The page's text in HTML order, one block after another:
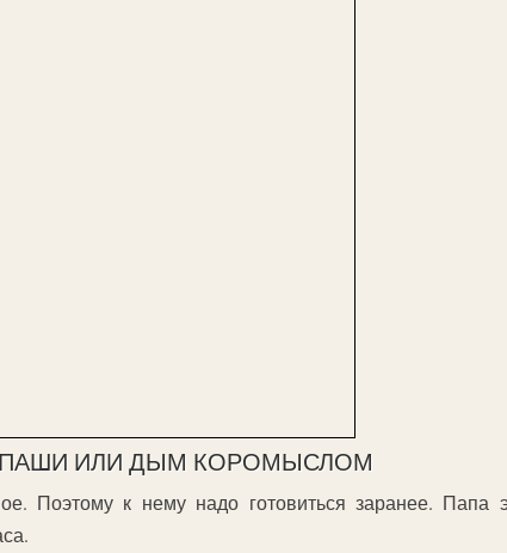
ПАШИ ИЛИ ДЫМ КОРОМЫСЛОМ
Поэтому к нему надо готовиться заранее. Папа